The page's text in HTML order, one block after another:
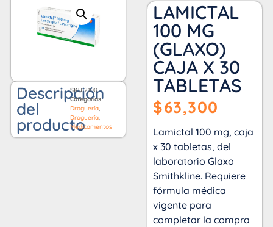
Descripción
del
producto
SKU2100
Categorías
Droguería,
Droguería,
Medicamentos
LAMICTAL
100 MG
(GLAXO)
CAJA X 30
TABLETAS
$63,300
Lamictal 100 mg, caja
x 30 tabletas, del
laboratorio Glaxo
Smithkline. Requiere
fórmula médica
vigente para
completar la compra